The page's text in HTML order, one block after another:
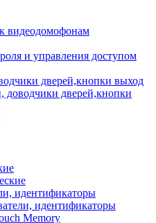
видеодомофонам
и управления доступом
дверей,кнопки выход
доводчики дверей,кнопки
идентификаторы
идентификаторы
Memory